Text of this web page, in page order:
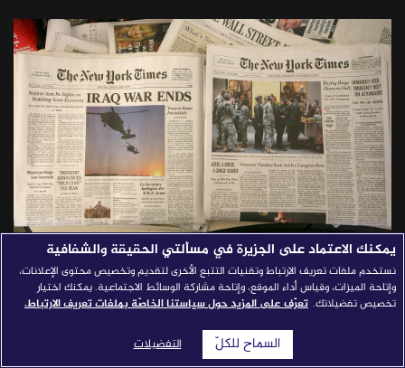
مجلة الصحافة
إصداراتنا
معارف إعلامية
شركاؤنا
للتواصل
استفسارات
قراءة في تاريخ الصحافة الأمريكية
محمد مستعد
يمكنك الاعتماد على الجزيرة في مسألتي الحقيقة والشفافية
نستخدم ملفات تعريف الارتباط وتقنيات التتبع الأخرى لتقديم وتخصيص محتوى الإعلانات،
وإتاحة الميزات، وقياس أداء الموقع، وإتاحة مشاركة الوسائط الاجتماعية. يمكنك اختيار
تخصيص تفضيلاتك. تعرّف على المزيد حول سياستنا الخاصّة بملفات تعريف الارتباط.
التفضيلات السماح للكلّ